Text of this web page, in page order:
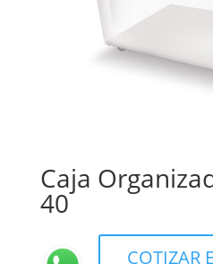
Caja
40
COTIZAR